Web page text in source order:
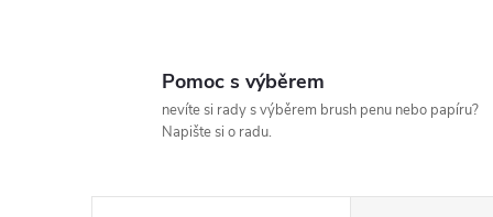
Pomoc s výběrem
nevíte si rady s výběrem brush penu nebo papíru?
Napište si o radu.